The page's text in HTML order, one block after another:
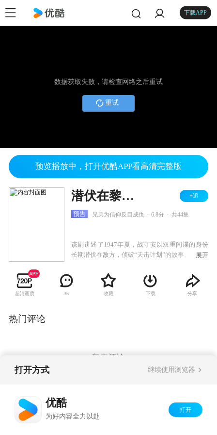
下载APP
数据获取失败，请检查网络之后重试
重试
预览播放中，打开优酷APP看高清完整版
潜伏在黎明之前 +追
预告 兄弟为信仰反目成仇 6.8分 共44集
该剧讲述了1947年夏，战守安以双重间谍的身份
长期潜伏在敌方，侦破“天击计划”的故事。
展开
超清画质 36 收藏 下载 分享
热门评论
暂无评论
打开方式 继续使用浏览器
优酷
为好内容全力以赴
打开